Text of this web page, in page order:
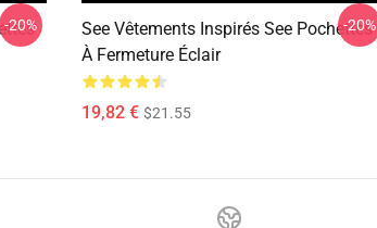
-20%
See Vêtements Inspirés See Pochettes
À Fermeture Éclair
19,82 € $21.55
-20%